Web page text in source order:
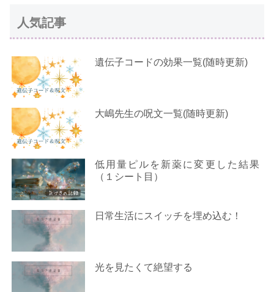
人気記事
遺伝子コードの効果一覧(随時更新)
大嶋先生の呪文一覧(随時更新)
低用量ピルを新薬に変更した結果
（１シート目）
日常生活にスイッチを埋め込む！
光を見たくて絶望する